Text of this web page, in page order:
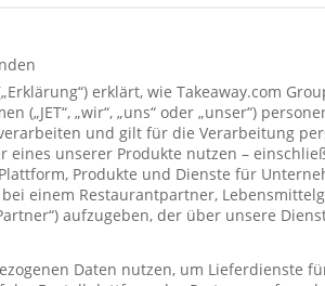
erklärt, wie Takeaway.com
(„JET“, „wir“, „uns“ oder „unser“)
und gilt für die Verarbeitung
eines unserer Produkte nutzen –
Produkte und Dienste für
bei einem Restaurantpartner,
aufzugeben, der über unsere
Daten nutzen, um Lieferdienste